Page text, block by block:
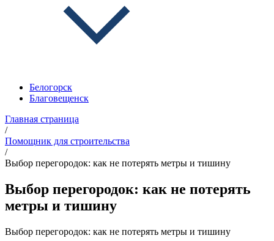
Белогорск
Благовещенск
Главная страница
/
Помощник для строительства
/
Выбор перегородок: как не потерять метры и тишину
Выбор перегородок: как не потерять
метры и тишину
Выбор перегородок: как не потерять метры и тишину